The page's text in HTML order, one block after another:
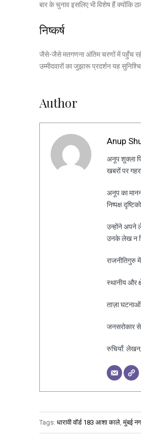
बार के चुनाव इसलिए भी विशेष हैं क्योंकि
निष्कर्ष
जैसे-जैसे मतगणना अंतिम चरणों में पहुँच
उम्मीदवारों का जुझारू प्रदर्शन यह
Author
Anup
अनूप शुक्ला
खबरों पर
अनूप का
निष्पक्ष
उन्होंने अपने
उनके लेख न
राजनीतिगुरु
स्थानीय और
ताज़ा घटनाओं
जनसरोकार
रुचियाँ: लेखन,
Tags: धारावी वॉर्ड 183 आशा काले,मुंबई